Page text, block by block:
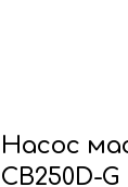
Насос
CB250D-G